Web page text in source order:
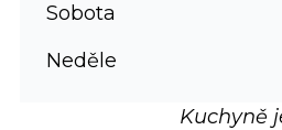
Sobota
Neděle
Kuchyně